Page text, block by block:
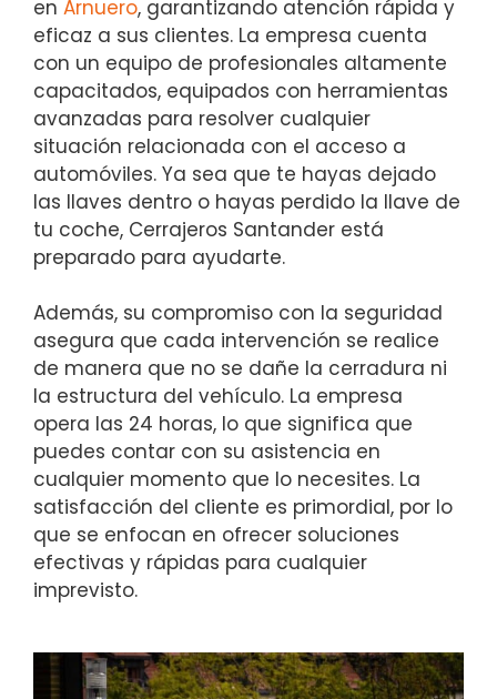
en Arnuero, garantizando atención rápida y
eficaz a sus clientes. La empresa cuenta
con un equipo de profesionales altamente
capacitados, equipados con herramientas
avanzadas para resolver cualquier
situación relacionada con el acceso a
automóviles. Ya sea que te hayas dejado
las llaves dentro o hayas perdido la llave de
tu coche, Cerrajeros Santander está
preparado para ayudarte.
Además, su compromiso con la seguridad
asegura que cada intervención se realice
de manera que no se dañe la cerradura ni
la estructura del vehículo. La empresa
opera las 24 horas, lo que significa que
puedes contar con su asistencia en
cualquier momento que lo necesites. La
satisfacción del cliente es primordial, por lo
que se enfocan en ofrecer soluciones
efectivas y rápidas para cualquier
imprevisto.